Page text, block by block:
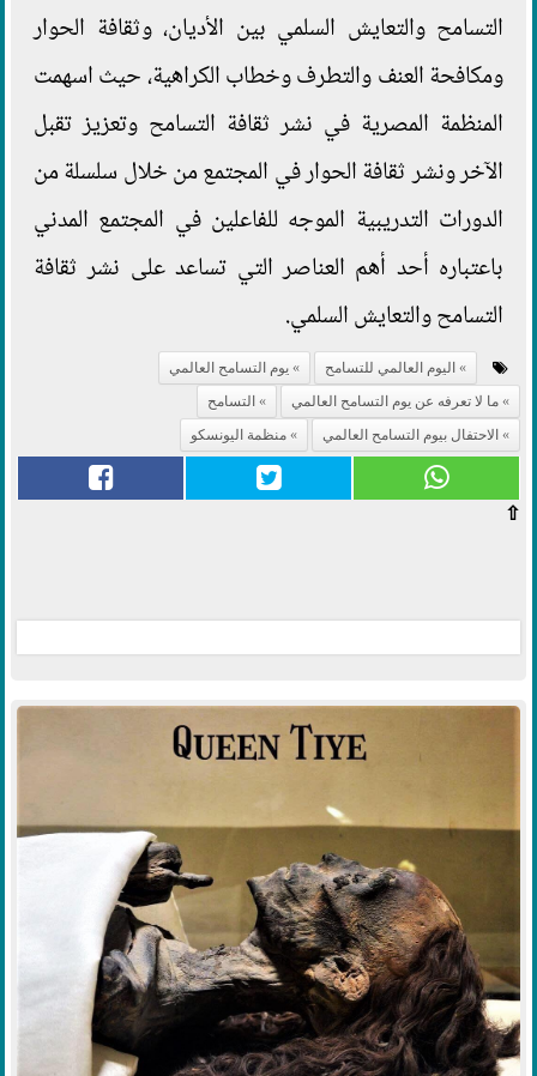
التسامح والتعايش السلمي بين الأديان، وثقافة الحوار
ومكافحة العنف والتطرف وخطاب الكراهية، حيث اسهمت
المنظمة المصرية في نشر ثقافة التسامح وتعزيز تقبل
الآخر ونشر ثقافة الحوار في المجتمع من خلال سلسلة من
الدورات التدريبية الموجه للفاعلين في المجتمع المدني
باعتباره أحد أهم العناصر التي تساعد على نشر ثقافة
التسامح والتعايش السلمي.
اليوم العالمي للتسامح
يوم التسامح العالمي
ما لا تعرفه عن يوم التسامح العالمي
التسامح
الاحتفال بيوم التسامح العالمي
منظمة اليونسكو
⇧